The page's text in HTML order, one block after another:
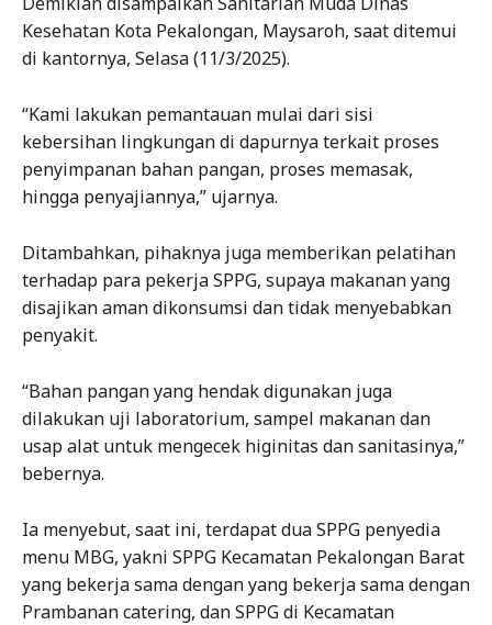
Kesehatan Kota Pekalongan, Maysaroh, saat ditemui
di kantornya, Selasa (11/3/2025).
“Kami lakukan pemantauan mulai dari sisi
kebersihan lingkungan di dapurnya terkait proses
penyimpanan bahan pangan, proses memasak,
hingga penyajiannya,” ujarnya.
Ditambahkan, pihaknya juga memberikan pelatihan
terhadap para pekerja SPPG, supaya makanan yang
disajikan aman dikonsumsi dan tidak menyebabkan
penyakit.
“Bahan pangan yang hendak digunakan juga
dilakukan uji laboratorium, sampel makanan dan
usap alat untuk mengecek higinitas dan sanitasinya,”
bebernya.
Ia menyebut, saat ini, terdapat dua SPPG penyedia
menu MBG, yakni SPPG Kecamatan Pekalongan Barat
yang bekerja sama dengan yang bekerja sama dengan
Prambanan catering, dan SPPG di Kecamatan